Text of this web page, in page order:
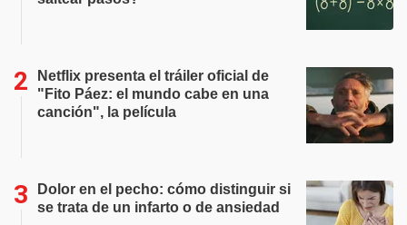
Netflix presenta el tráiler oficial de
"Fito Páez: el mundo cabe en una
canción", la película
Dolor en el pecho: cómo distinguir si
se trata de un infarto o de ansiedad